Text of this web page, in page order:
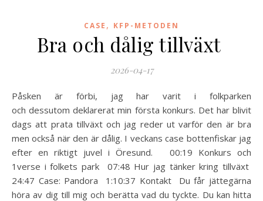
CASE , KFP-METODEN
Bra och dålig tillväxt
2026-04-17
Påsken är förbi, jag har varit i folkparken
och dessutom deklarerat min första konkurs. Det har blivit
dags att prata tillväxt och jag reder ut varför den är bra
men också när den är dålig. I veckans case bottenfiskar jag
efter en riktigt juvel i Öresund. 00:19 Konkurs och
1verse i folkets park 07:48 Hur jag tänker kring tillväxt
24:47 Case: Pandora 1:10:37 Kontakt Du får jättegärna
höra av dig till mig och berätta vad du tyckte. Du kan hitta